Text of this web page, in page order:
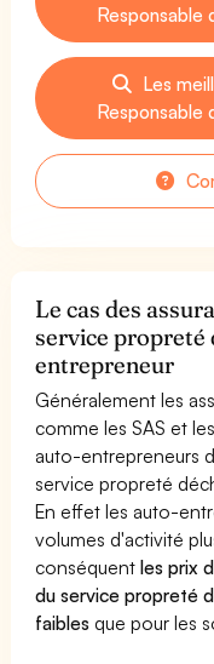
Responsable
Les
Responsable
Le cas des
service propreté
entrepreneur
Généralement les
comme les SAS et
auto-entrepreneurs
service propreté
En effet les auto-
volumes d'activité
conséquentles prix
du service propreté
faibles que pour les